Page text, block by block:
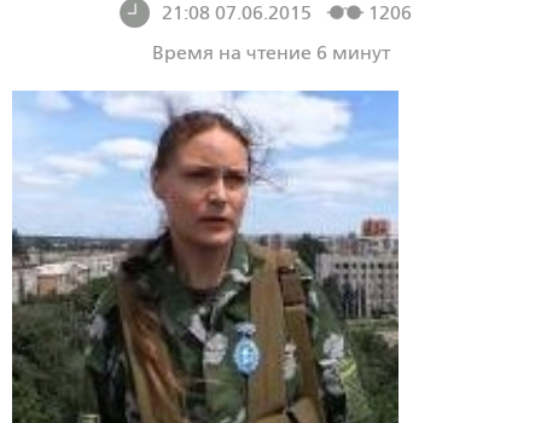
21:08 07.06.2015
1206
Время на чтение 6 минут